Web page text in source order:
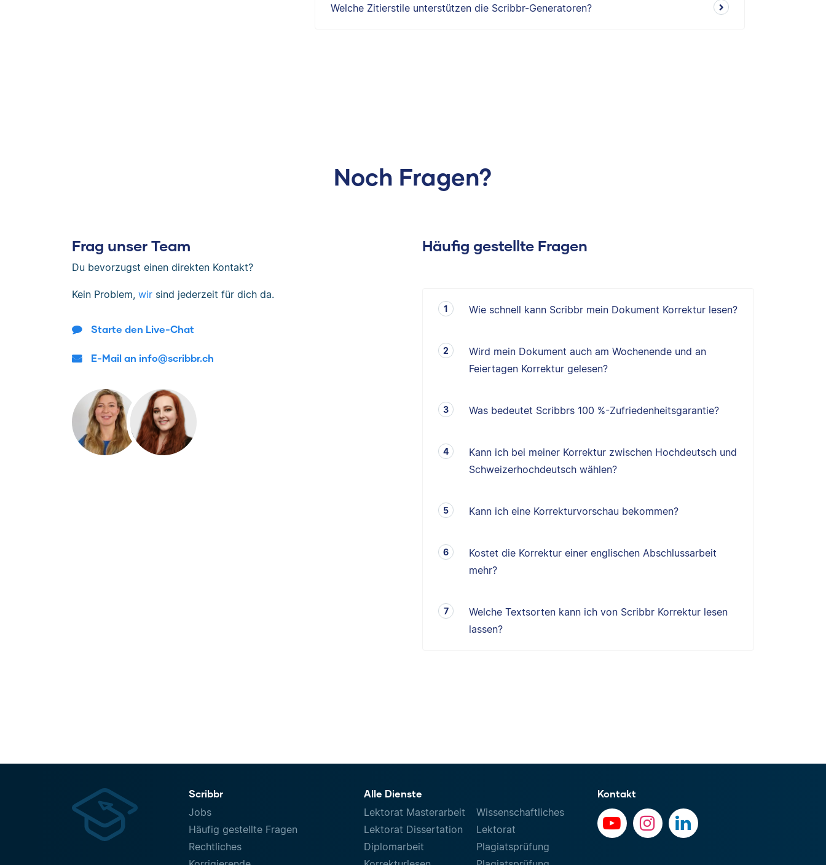
Welche Zitierstile unterstützen die Scribbr-Generatoren?
Noch Fragen?
Frag unser Team
Du bevorzugst einen direkten Kontakt?
Kein Problem, wir sind jederzeit für dich da.
Starte den Live-Chat
E-Mail an info@scribbr.ch
Häufig gestellte Fragen
Wie schnell kann Scribbr mein Dokument Korrektur lesen?
Wird mein Dokument auch am Wochenende und an
Feiertagen Korrektur gelesen?
Was bedeutet Scribbrs 100 %-Zufriedenheitsgarantie?
Kann ich bei meiner Korrektur zwischen Hochdeutsch und
Schweizerhochdeutsch wählen?
Kann ich eine Korrekturvorschau bekommen?
Kostet die Korrektur einer englischen Abschlussarbeit
mehr?
Welche Textsorten kann ich von Scribbr Korrektur lesen
lassen?
Scribbr
Jobs
Häufig gestellte Fragen
Rechtliches
Alle Dienste
Lektorat Masterarbeit
Lektorat Dissertation
Diplomarbeit
Wissenschaftliches
Lektorat
Plagiatsprüfung
Kontakt